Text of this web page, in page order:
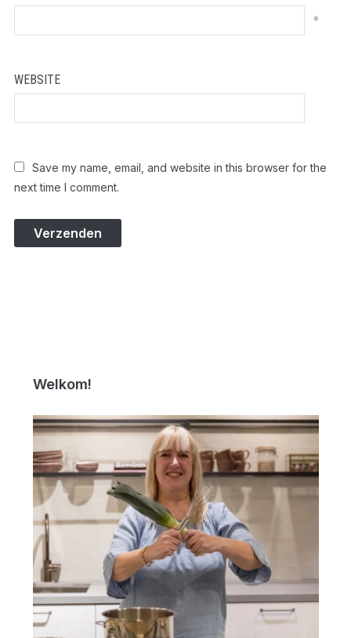
*
WEBSITE
Save my name, email, and website in this browser for the
next time I comment.
Welkom!